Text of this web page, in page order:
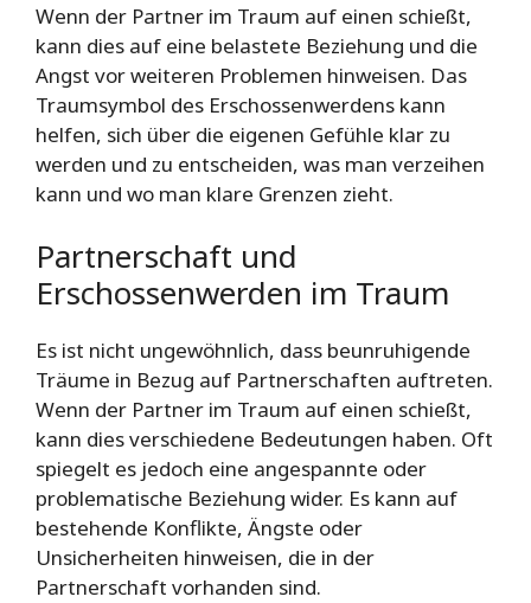
Wenn der Partner im Traum auf einen schießt,
kann dies auf eine belastete Beziehung und die
Angst vor weiteren Problemen hinweisen. Das
Traumsymbol des Erschossenwerdens kann
helfen, sich über die eigenen Gefühle klar zu
werden und zu entscheiden, was man verzeihen
kann und wo man klare Grenzen zieht.
Partnerschaft und
Erschossenwerden im Traum
Es ist nicht ungewöhnlich, dass beunruhigende
Träume in Bezug auf Partnerschaften auftreten.
Wenn der Partner im Traum auf einen schießt,
kann dies verschiedene Bedeutungen haben. Oft
spiegelt es jedoch eine angespannte oder
problematische Beziehung wider. Es kann auf
bestehende Konflikte, Ängste oder
Unsicherheiten hinweisen, die in der
Partnerschaft vorhanden sind.